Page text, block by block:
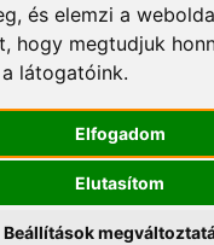
és elemzi a
hogy megtudjuk
látogatóink.
Elfogadom
Elutasítom
Beállítások